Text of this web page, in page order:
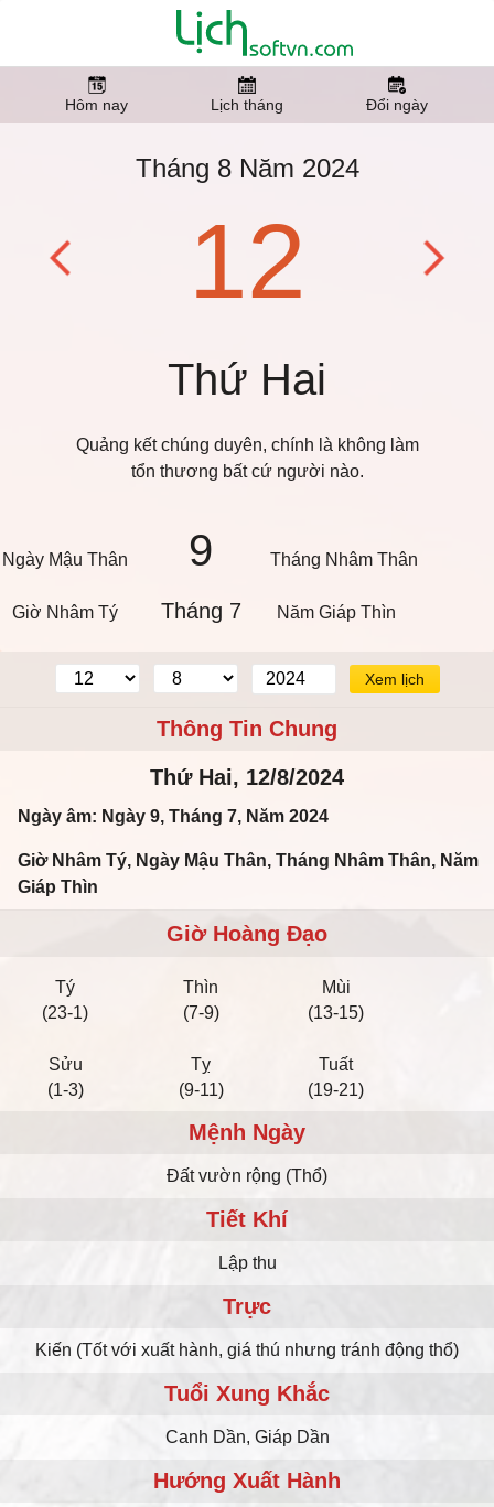
Hôm nay Lịch tháng Đổi ngày
Tháng 8 Năm 2024
12
Thứ Hai
Quảng kết chúng duyên, chính là không làm
tổn thương bất cứ người nào.
Ngày Mậu Thân 9 Tháng Nhâm Thân
Giờ Nhâm Tý Tháng 7 Năm Giáp Thìn
Xem lịch
Thông Tin Chung
Thứ Hai, 12/8/2024
Ngày âm: Ngày 9, Tháng 7, Năm 2024
Giờ Nhâm Tý, Ngày Mậu Thân, Tháng Nhâm Thân, Năm
Giáp Thìn
Giờ Hoàng Đạo
Tý
(23-1)
Thìn
(7-9)
Mùi
(13-15)
Sửu
(1-3)
Tỵ
(9-11)
Tuất
(19-21)
Mệnh Ngày
Ðất vườn rộng (Thổ)
Tiết Khí
Lập thu
Trực
Kiến (Tốt với xuất hành, giá thú nhưng tránh động thổ)
Tuổi Xung Khắc
Canh Dần, Giáp Dần
Hướng Xuất Hành